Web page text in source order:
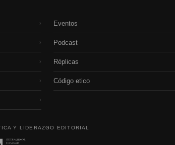
›
›
›
›
›
Eventos
Podcast
Réplicas
Código etico
Y LIDERAZGO EDITORIAL